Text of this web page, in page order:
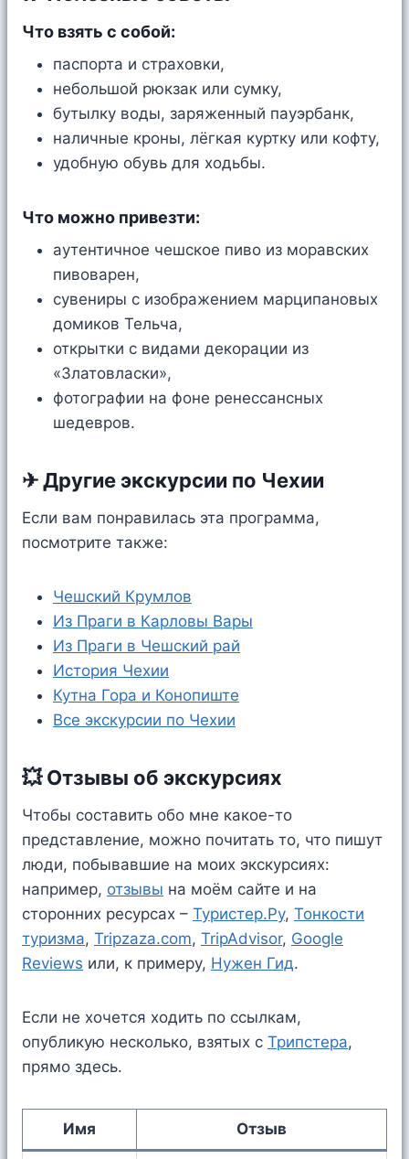
Что взять с собой:
паспорта и страховки,
небольшой рюкзак или сумку,
бутылку воды, заряженный пауэрбанк,
наличные кроны, лёгкая куртку или кофту,
удобную обувь для ходьбы.
Что можно привезти:
аутентичное чешское пиво из моравских
пивоварен,
сувениры с изображением марципановых
домиков Тельча,
открытки с видами декорации из
«Златовласки»,
фотографии на фоне ренессансных
шедевров.
✈ Другие экскурсии по Чехии
Если вам понравилась эта программа,
посмотрите также:
Чешский Крумлов
Из Праги в Карловы Вары
Из Праги в Чешский рай
История Чехии
Кутна Гора и Конопиште
Все экскурсии по Чехии
💥 Отзывы об экскурсиях
Чтобы составить обо мне какое-то
представление, можно почитать то, что пишут
люди, побывавшие на моих экскурсиях:
например, отзывы на моём сайте и на
сторонних ресурсах – Туристер.Ру, Тонкости
туризма, Tripzaza.com, TripAdvisor, Google
Reviews или, к примеру, Нужен Гид.
Если не хочется ходить по ссылкам,
опубликую несколько, взятых c Трипстера,
прямо здесь.
Имя Отзыв